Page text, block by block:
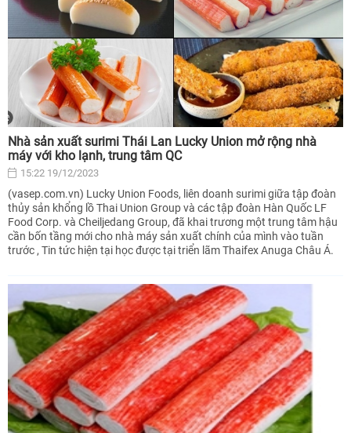
Nhà sản xuất surimi Thái Lan Lucky Union mở rộng nhà
máy với kho lạnh, trung tâm QC
15:22 19/12/2023
(vasep.com.vn) Lucky Union Foods, liên doanh surimi giữa tập đoàn
thủy sản khổng lồ Thai Union Group và các tập đoàn Hàn Quốc LF
Food Corp. và Cheiljedang Group, đã khai trương một trung tâm hậu
cần bốn tầng mới cho nhà máy sản xuất chính của mình vào tuần
trước , Tin tức hiện tại học được tại triển lãm Thaifex Anuga Châu Á.